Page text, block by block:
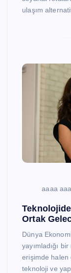
ulaşım
aaaa
Teknolojide
Ortak
Dünya
yayımladığı
erişimde halen
teknoloji ve